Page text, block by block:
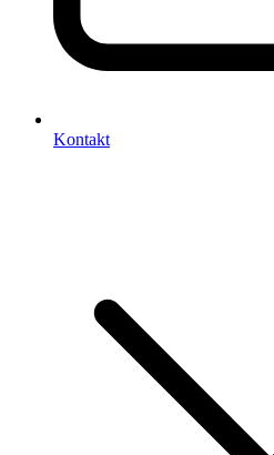
Kontakt